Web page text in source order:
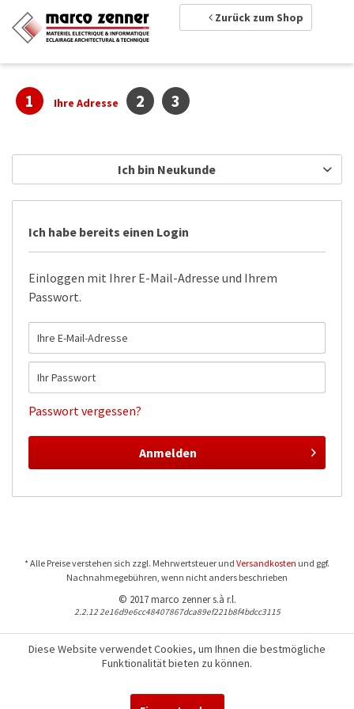
Zurück zum Shop
1 Ihre Adresse 2 3
Ich bin Neukunde
Ich habe bereits einen Login
Einloggen mit Ihrer E-Mail-Adresse und Ihrem
Passwort.
Passwort vergessen?
Anmelden
* Alle Preise verstehen sich zzgl. Mehrwertsteuer und Versandkosten und ggf.
Nachnahmegebühren, wenn nicht anders beschrieben
© 2017 marco zenner s.à r.l.
2.2.12 2e16d9e6cc48407867dca89ef221b8f4bdcc3115
+352 441544-1
Diese Website verwendet Cookies, um Ihnen die bestmögliche
Funktionalität bieten zu können.